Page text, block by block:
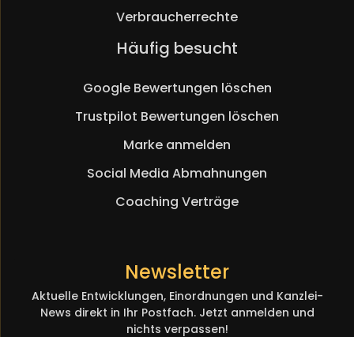
Verbraucherrechte
Häufig besucht
Google Bewertungen löschen
Trustpilot Bewertungen löschen
Marke anmelden
Social Media Abmahnungen
Coaching Verträge
Newsletter
Aktuelle Entwicklungen, Einordnungen und Kanzlei-
News direkt in Ihr Postfach. Jetzt anmelden und
nichts verpassen!